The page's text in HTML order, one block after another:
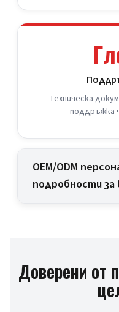
Техническа
поддръжка
OEM/ODM
подробности за
Доверени от